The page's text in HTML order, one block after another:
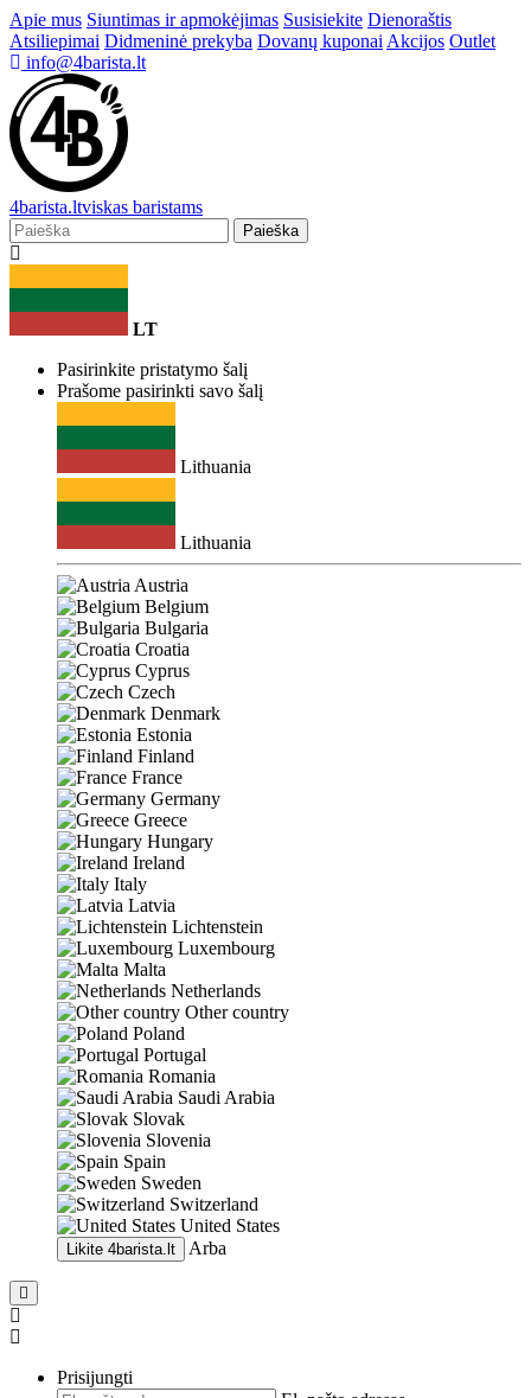
Apie mus Siuntimas ir apmokėjimas Susisiekite Dienoraštis
Atsiliepimai Didmeninė prekyba Dovanų kuponai Akcijos Outlet
info@4barista.lt
4barista.ltviskas baristams
Paieška
LT
Pasirinkite pristatymo šalį
Prašome pasirinkti savo šalį
Lithuania
Lithuania
Austria
Belgium
Bulgaria
Croatia
Cyprus
Czech
Denmark
Estonia
Finland
France
Germany
Greece
Hungary
Ireland
Italy
Latvia
Lichtenstein
Luxembourg
Malta
Netherlands
Other country
Poland
Portugal
Romania
Saudi Arabia
Slovak
Slovenia
Spain
Sweden
Switzerland
United States
Likite 4barista.lt Arba
Prisijungti